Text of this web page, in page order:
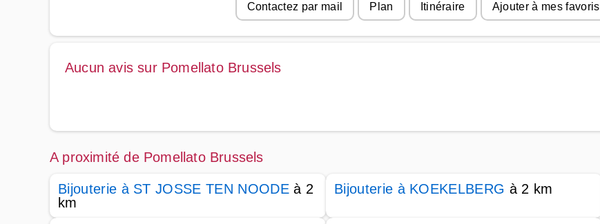
Contactez par mail Plan Itinéraire Ajouter à mes favoris
Aucun avis sur Pomellato Brussels
A proximité de Pomellato Brussels
Bijouterie à ST JOSSE TEN NOODEà 2
km
Bijouterie à KOEKELBERG à 2 km